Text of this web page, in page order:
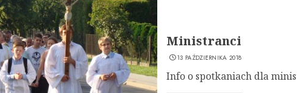
Ministranci
13 PAŹDZIERNIKA 2018
Info o spotkaniach dla